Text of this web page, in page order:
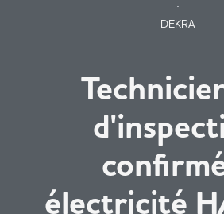
DEKRA
électricité